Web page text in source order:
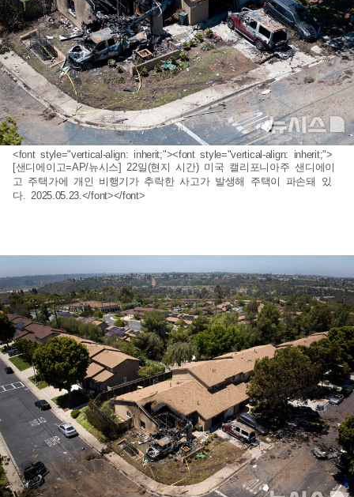
<font style="vertical-align: inherit;"><font style="vertical-align: inherit;">
[샌디에이고=AP/뉴시스] 22일(현지 시간) 미국 캘리포니아주 샌디에이
고 주택가에 개인 비행기가 추락한 사고가 발생해 주택이 파손돼 있
다. 2025.05.23.</font></font>